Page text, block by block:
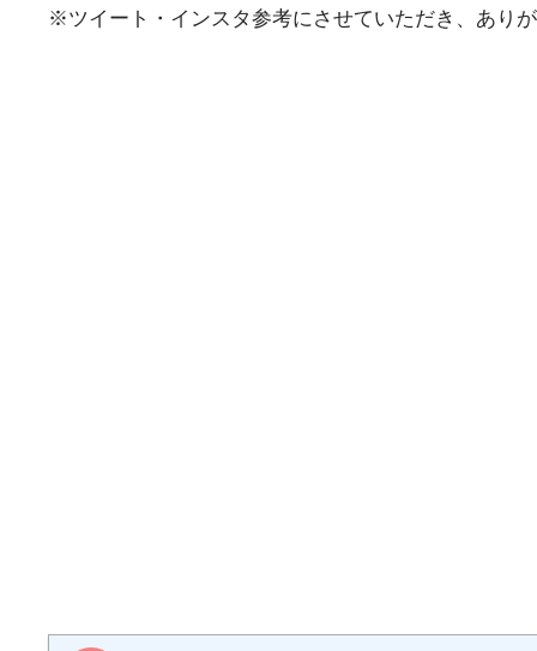
※ツイート・インスタ参考にさせていただき、あり